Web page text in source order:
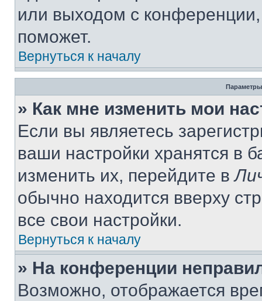
или выходом с
поможет.
Вернуться к началу
Параметры
» Как мне изменить мои
Если вы являетесь
ваши настройки хранятся в
изменить их, перейдите в
обычно находится вверху
все свои настройки.
Вернуться к началу
» На конференции
Возможно, отображается